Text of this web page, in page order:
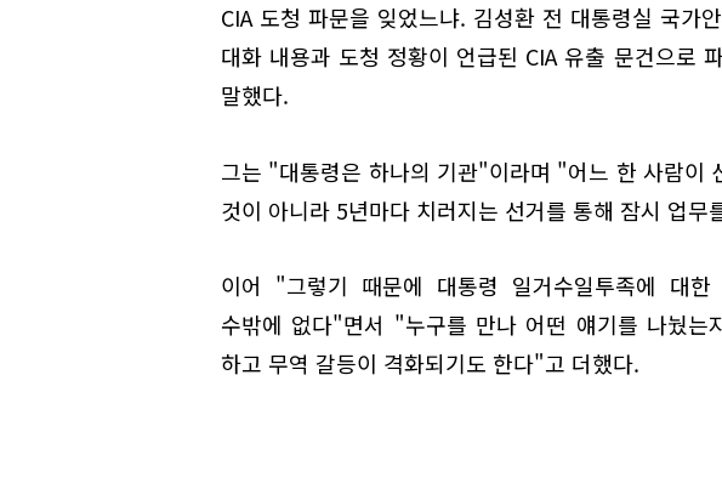
CIA 도청 파문을 잊었느냐. 김성환 전 대통령실 국가
대화 내용과 도청 정황이 언급된 CIA 유출 문건으로
말했다.
그는 "대통령은 하나의 기관"이라며 "어느 한 사람이
것이 아니라 5년마다 치러지는 선거를 통해 잠시 업
이어 "그렇기 때문에 대통령 일거수일투족에 대
수밖에 없다"면서 "누구를 만나 어떤 얘기를 나눴는
하고 무역 갈등이 격화되기도 한다"고 더했다.